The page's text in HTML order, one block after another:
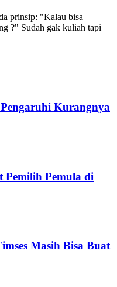
prinsip: "Kalau bisa
?" Sudah gak kuliah tapi
Kurangnya
Pemula di
Masih Bisa Buat